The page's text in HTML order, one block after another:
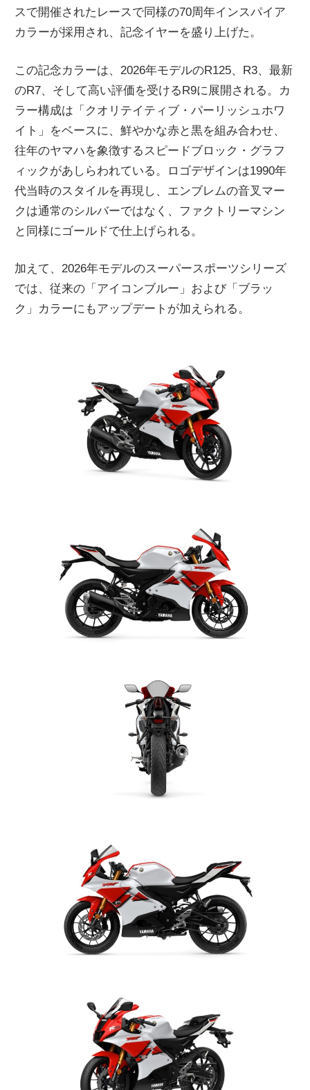
スで開催されたレースで同様の70周年インスパイア
カラーが採用され、記念イヤーを盛り上げた。
この記念カラーは、2026年モデルのR125、R3、最新
のR7、そして高い評価を受けるR9に展開される。カ
ラー構成は「クオリテイティブ・パーリッシュホワ
イト」をベースに、鮮やかな赤と黒を組み合わせ、
往年のヤマハを象徴するスピードブロック・グラフ
ィックがあしらわれている。ロゴデザインは1990年
代当時のスタイルを再現し、エンブレムの音叉マー
クは通常のシルバーではなく、ファクトリーマシン
と同様にゴールドで仕上げられる。
加えて、2026年モデルのスーパースポーツシリーズ
では、従来の「アイコンブルー」および「ブラッ
ク」カラーにもアップデートが加えられる。